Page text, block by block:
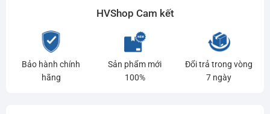
HVShop Cam kết
Bảo hành chính
hãng
Sản phẩm mới
100%
Đổi trả trong vòng
7 ngày